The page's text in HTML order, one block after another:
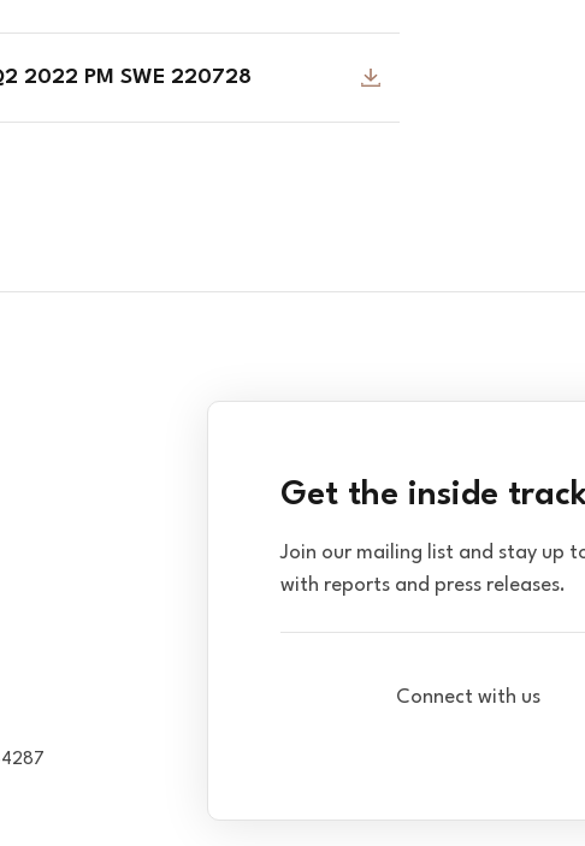
2022 PM SWE 220728
Get the inside
Join our mailing list and stay up
with reports and press releases.
Connect with us